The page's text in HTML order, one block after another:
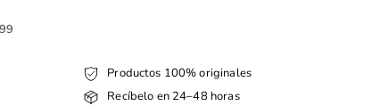
Productos 100% originales
Recíbelo en 24–48 horas